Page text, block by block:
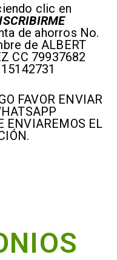
clic en
de ahorros No.
de ALBERT
CC 79937682
FAVOR ENVIAR
ENVIAREMOS EL
.